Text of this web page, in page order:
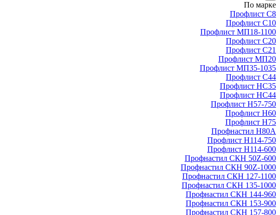
По марке
Профлист С8
Профлист С10
Профлист МП18-1100
Профлист С20
Профлист С21
Профлист МП20
Профлист МП35-1035
Профлист С44
Профлист НС35
Профлист НС44
Профлист Н57-750
Профлист Н60
Профлист Н75
Профнастил Н80А
Профлист Н114-750
Профлист Н114-600
Профнастил СКН 50Z-600
Профнастил СКН 90Z-1000
Профнастил СКН 127-1100
Профнастил СКН 135-1000
Профнастил СКН 144-960
Профнастил СКН 153-900
Профнастил СКН 157-800